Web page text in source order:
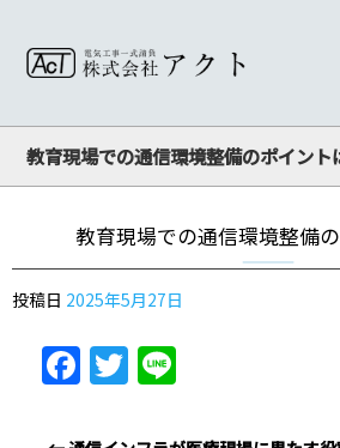
教育現場での通信環境整備のポイント
教育現場での通信環境整備
投稿日 2025年5月27日
Facebook
Twitter